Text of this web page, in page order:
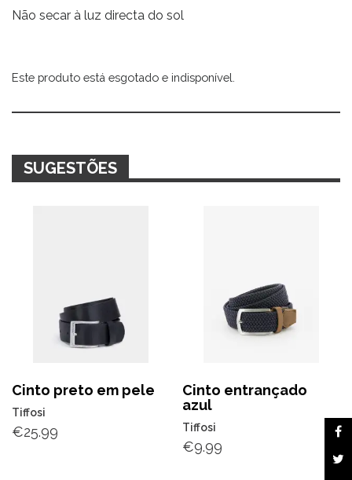
Não secar à luz directa do sol
Este produto está esgotado e indisponível.
Alternative:
SUGESTÕES
Cinto preto em pele
Tiffosi
€25.99
Cinto entrançado
azul
Tiffosi
€9.99